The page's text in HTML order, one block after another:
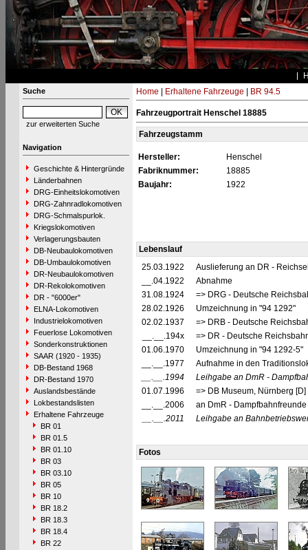
Suche
zur erweiterten Suche
Navigation
Geschichte & Hintergründe
Länderbahnen
DRG-Einheitslokomotiven
DRG-Zahnradlokomotiven
DRG-Schmalspurlok.
Kriegslokomotiven
Verlagerungsbauten
DB-Neubaulokomotiven
DB-Umbaulokomotiven
DR-Neubaulokomotiven
DR-Rekolokomotiven
DR - "6000er"
ELNA-Lokomotiven
Industrielokomotiven
Feuerlose Lokomotiven
Sonderkonstruktionen
SAAR (1920 - 1935)
DB-Bestand 1968
DR-Bestand 1970
Auslandsbestände
Lokbestandslisten
Erhaltene Fahrzeuge
BR 01
BR 01.5
BR 01.10
BR 03
BR 03.10
BR 05
BR 10
BR 18.2
BR 18.3
BR 18.4
BR 22
Home Erhaltene Fahrzeuge BR 94.5
Fahrzeugportrait Henschel 18885
Fahrzeugstamm
Hersteller:
Henschel
Fabriknummer:
18885
Baujahr:
1922
Lebenslauf
25.03.1922
Auslieferung an DR -
__.04.1922
Abnahme
31.08.1924
=> DRG - Deutsche
28.02.1926
Umzeichnung in "94 1292"
02.02.1937
=> DRB - Deutsche
__.__.194x
=> DR - Deutsche
01.06.1970
Umzeichnung in "94 1292-5"
__.__.1977
Aufnahme in den
__.__.1994
Leihgabe an DmR -
01.07.1996
=> DB Museum, Nürnberg
__.__.2006
an DmR -
__.__.2011
Leihgabe an
Fotos